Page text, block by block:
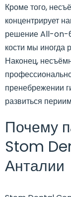
Кроме того,
концентрирует
решение All-on-
кости мы иногда
Наконец,
пренебрежении
развиться
Почему
Stom
Анталии